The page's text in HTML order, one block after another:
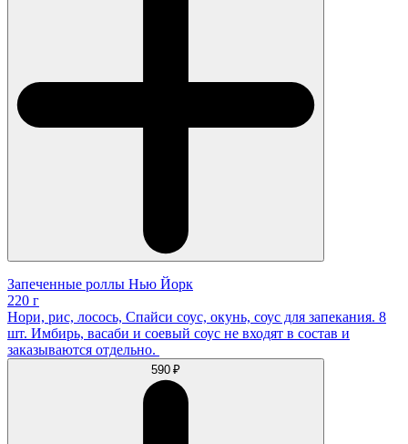
Запеченные роллы Нью Йорк
220 г
Нори, рис, лосось, Спайси соус, окунь, соус для запекания. 8
шт. Имбирь, васаби и соевый соус не входят в состав и
заказываются отдельно.
590 ₽